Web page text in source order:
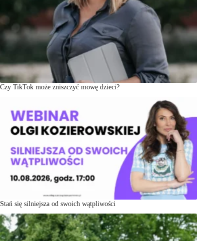
Czy TikTok może zniszczyć mowę dzieci?
Stań się silniejsza od swoich wątpliwości